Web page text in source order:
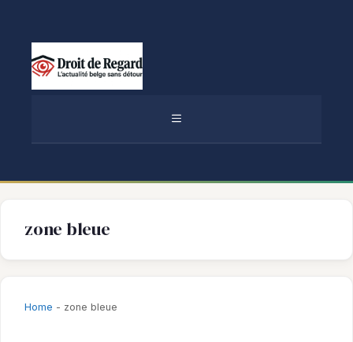
MENU
zone bleue
Home - zone bleue